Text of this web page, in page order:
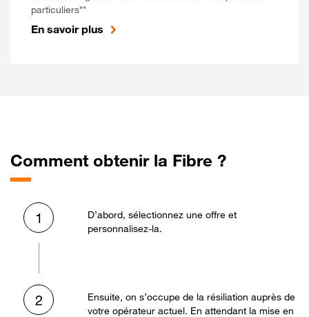
particuliers**
En savoir plus
Comment obtenir la Fibre ?
1
D’abord, sélectionnez une offre et
personnalisez-la.
2
Ensuite, on s’occupe de la résiliation auprès de
votre opérateur actuel. En attendant la mise en